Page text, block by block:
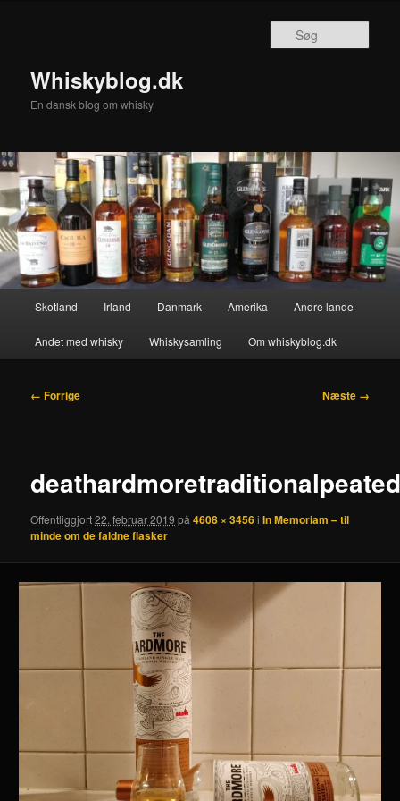
Whiskyblog.dk
En dansk blog om whisky
Skotland Irland Danmark Amerika Andre lande
Andet med whisky Whiskysamling Om whiskyblog.dk
Billednavigation
← Forrige Næste →
Offentliggjort22. februar 2019 på4608 × 3456iIn Memoriam – til
minde om de faldne flasker